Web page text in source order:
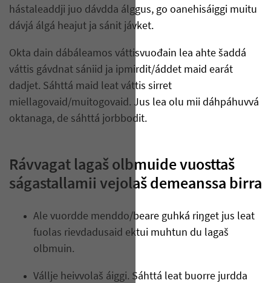
hástaleaddji juo dávdda álggus, go oanehisáiggi muitu
dávjá álgá heajut ja sánit jávket.
Okta dain dábáleamos váttisvuođain lea ahte šaddá
váttis gávdnat sániid ja ipmirdit/áddet maid earát
dadjet. Sáhttá maid leat váttis sirret
miellagovaid/muitogovaid. Jus lea olu mii dáhpáhuvvá
oktanaga, de sáhttá jorbbodit.
Rávvagat lagaš olbmuide vuosttaš
ságastallamii vejolaš demeanssa birra
Ale vuordde menddo/beare guhká riŋget jus leat
fuolas rievdadusaid ektui muhtun du lagaš
olbmuin.
Vállje heivvolaš áiggi. Sáhttá leat buorre jurdda